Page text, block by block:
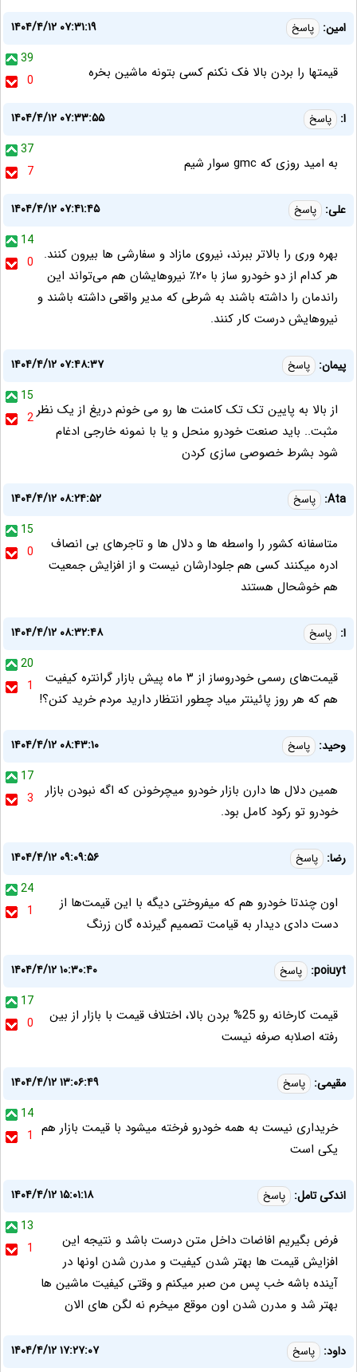
امین: پاسخ
۱۴۰۴/۴/۱۲ ۰۷:۳۱:۱۹
39
0
قیمتها را بردن بالا فک نکنم کسی بتونه ماشین بخره
ا: پاسخ
۱۴۰۴/۴/۱۲ ۰۷:۳۳:۵۵
37
7
به امید روزی که gmc سوار شیم
علی: پاسخ
۱۴۰۴/۴/۱۲ ۰۷:۴۱:۴۵
14
0
بهره وری را بالاتر ببرند، نیروی مازاد و سفارشی ها بیرون کنند.
هر کدام از دو خودرو ساز با ۲۰٪ نیروهایشان هم می‌تواند این
راندمان را داشته باشند به شرطی که مدیر واقعی داشته باشند و
نیروهایش درست کار کنند.
پیمان: پاسخ
۱۴۰۴/۴/۱۲ ۰۷:۴۸:۳۷
15
2از بالا به پایین تک تک کامنت ها رو می خونم دریغ از یک نظر
مثبت.. باید صنعت خودرو منحل و یا با نمونه خارجی ادغام
شود بشرط خصوصی سازی کردن
Ata: پاسخ
۱۴۰۴/۴/۱۲ ۰۸:۲۴:۵۲
15
0
متاسفانه کشور را واسطه ها و دلال ها و تاجرهای بی انصاف
ادره میکنند کسی هم جلودارشان نیست و از افزایش جمعیت
هم خوشحال هستند
ا: پاسخ
۱۴۰۴/۴/۱۲ ۰۸:۳۲:۴۸
20
1
قیمت‌های رسمی خودروساز از ۳ ماه پیش بازار گرانتره کیفیت
هم که هر روز پائینتر میاد چطور انتظار دارید مردم خرید کنن؟!
وحید: پاسخ
۱۴۰۴/۴/۱۲ ۰۸:۴۳:۱۰
17
3
همین دلال ها دارن بازار خودرو میچرخونن که اگه نبودن بازار
خودرو تو رکود کامل بود.
رضا: پاسخ
۱۴۰۴/۴/۱۲ ۰۹:۰۹:۵۶
24
1
اون چندتا خودرو هم که میفروختی دیگه با این قیمت‌ها از
دست دادی دیدار به قیامت تصمیم گیرنده گان زرنگ
poiuyt: پاسخ
۱۴۰۴/۴/۱۲ ۱۰:۳۰:۴۰
17
0
قیمت کارخانه رو 25% بردن بالا، اختلاف قیمت با بازار از بین
رفته اصلابه صرفه نیست
مقیمی: پاسخ
۱۴۰۴/۴/۱۲ ۱۳:۰۶:۴۹
14
1 خریداری نیست به همه خودرو فرخته میشود با قیمت بازار هم
یکی است
اندکی تامل: پاسخ
۱۴۰۴/۴/۱۲ ۱۵:۰۱:۱۸
13
1
فرض بگیریم افاضات داخل متن درست باشد و نتیجه این
افزایش قیمت ها بهتر شدن کیفیت و مدرن شدن اونها در
آینده باشه خب پس من صبر میکنم و وقتی کیفیت ماشین ها
بهتر شد و مدرن شدن اون موقع میخرم نه لگن های الان
داود: پاسخ
۱۴۰۴/۴/۱۲ ۱۷:۲۷:۰۷